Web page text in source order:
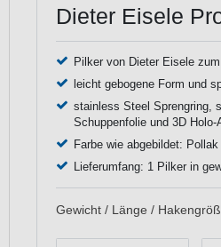
Dieter Eisele
Pilker von Dieter Eisele
leicht gebogene Form und
stainless Steel Sprengring,
Schuppenfolie und 3D Holo-
Farbe wie abgebildet: Pollak
Lieferumfang: 1 Pilker in
Gewicht / Länge /